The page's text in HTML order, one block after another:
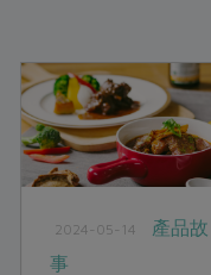
2024-05-14
產品故
事